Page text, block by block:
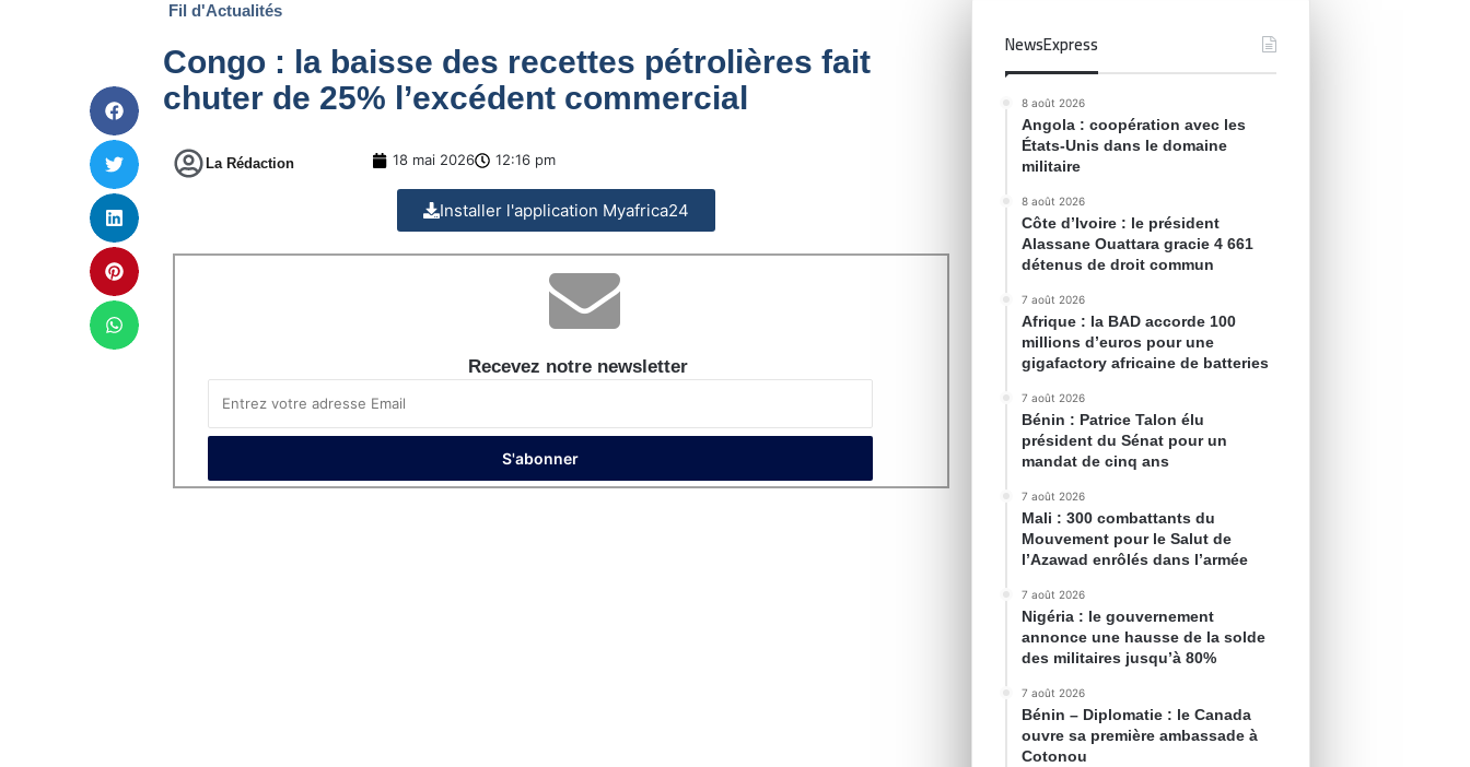
Fil d'Actualités
Congo : la baisse des recettes pétrolières fait
chuter de 25% l’excédent commercial
La Rédaction 18 mai 2026 12:16 pm
Installer l'application Myafrica24
Recevez notre newsletter
NewsExpress
8 août 2026
Angola : coopération avec les
États-Unis dans le domaine
militaire
8 août 2026
Côte d’Ivoire : le président
Alassane Ouattara gracie 4 661
détenus de droit commun
7 août 2026
Afrique : la BAD accorde 100
millions d’euros pour une
gigafactory africaine de batteries
7 août 2026
Bénin : Patrice Talon élu
président du Sénat pour un
mandat de cinq ans
7 août 2026
Mali : 300 combattants du
Mouvement pour le Salut de
l’Azawad enrôlés dans l’armée
7 août 2026
Nigéria : le gouvernement
annonce une hausse de la solde
des militaires jusqu’à 80%
7 août 2026
Bénin – Diplomatie : le Canada
ouvre sa première ambassade à
Cotonou